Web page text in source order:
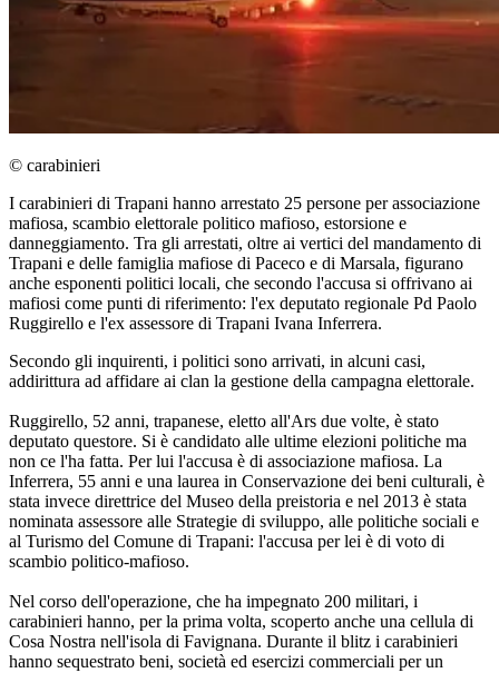
© carabinieri
I carabinieri di Trapani hanno arrestato 25 persone per associazione
mafiosa, scambio elettorale politico mafioso, estorsione e
danneggiamento. Tra gli arrestati, oltre ai vertici del mandamento di
Trapani e delle famiglia mafiose di Paceco e di Marsala, figurano
anche esponenti politici locali, che secondo l'accusa si offrivano ai
mafiosi come punti di riferimento: l'ex deputato regionale Pd Paolo
Ruggirello e l'ex assessore di Trapani Ivana Inferrera.
Secondo gli inquirenti, i politici sono arrivati, in alcuni casi,
addirittura ad affidare ai clan la gestione della campagna elettorale.
Ruggirello, 52 anni, trapanese, eletto all'Ars due volte, è stato
deputato questore. Si è candidato alle ultime elezioni politiche ma
non ce l'ha fatta. Per lui l'accusa è di associazione mafiosa. La
Inferrera, 55 anni e una laurea in Conservazione dei beni culturali, è
stata invece direttrice del Museo della preistoria e nel 2013 è stata
nominata assessore alle Strategie di sviluppo, alle politiche sociali e
al Turismo del Comune di Trapani: l'accusa per lei è di voto di
scambio politico-mafioso.
Nel corso dell'operazione, che ha impegnato 200 militari, i
carabinieri hanno, per la prima volta, scoperto anche una cellula di
Cosa Nostra nell'isola di Favignana. Durante il blitz i carabinieri
hanno sequestrato beni, società ed esercizi commerciali per un